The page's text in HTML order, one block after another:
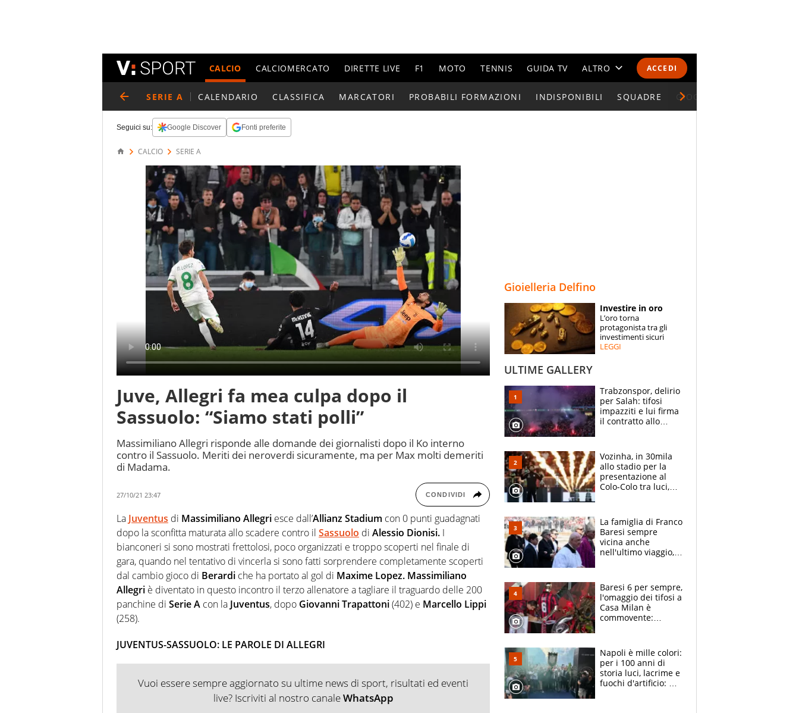
ACCEDI
CALCIO CALCIOMERCATO DIRETTE LIVE F1 MOTO TENNIS GUIDA TV ALTRO
CALENDARI E CLASSIFICHE
ESPERTI
CONTATTI
SERIE A CALENDARIO CLASSIFICA MARCATORI PROBABILI FORMAZIONI INDISPONIBILI SQUADRE GIOCATORI SERIE A
Seguici su: Google Discover Fonti preferite
CALCIO SERIE A
Juve, Allegri fa mea culpa dopo il
Sassuolo: “Siamo stati polli”
Massimiliano Allegri risponde alle domande dei giornalisti dopo il Ko interno
contro il Sassuolo. Meriti dei neroverdi sicuramente, ma per Max molti demeriti
di Madama.
27/10/21 23:47 CONDIVIDI
La Juventus di Massimiliano Allegri esce dall’Allianz Stadium con 0 punti guadagnati
dopo la sconfitta maturata allo scadere contro il Sassuolo di Alessio Dionisi. I
bianconeri si sono mostrati frettolosi, poco organizzati e troppo scoperti nel finale di
gara, quando nel tentativo di vincerla si sono fatti sorprendere completamente scoperti
dal cambio gioco di Berardi che ha portato al gol di Maxime Lopez. Massimiliano
Allegri è diventato in questo incontro il terzo allenatore a tagliare il traguardo delle 200
panchine di Serie A con la Juventus, dopo Giovanni Trapattoni(402) e Marcello Lippi
(258).
JUVENTUS-SASSUOLO: LE PAROLE DI ALLEGRI
Vuoi essere sempre aggiornato su ultime news di sport, risultati ed eventi
live? Iscriviti al nostro canaleWhatsApp
Gioielleria Delfino
Investire in oro
L’oro torna
protagonista tra gli
investimenti sicuri
LEGGI
ULTIME GALLERY
Trabzonspor, delirio
per Salah: tifosi
impazziti e lui firma
il contratto allo
Vozinha, in 30mila
allo stadio per la
presentazione al
Colo-Colo tra luci,
La famiglia di Franco
Baresi sempre
vicina anche
nell'ultimo viaggio,
circondati
dall'affetto dei tifosi
Baresi 6 per sempre,
l'omaggio dei tifosi a
Casa Milan è
commovente:
bigliettini
Napoli è mille colori:
per i 100 anni di
storia luci, lacrime e
fuochi d'artificio: De